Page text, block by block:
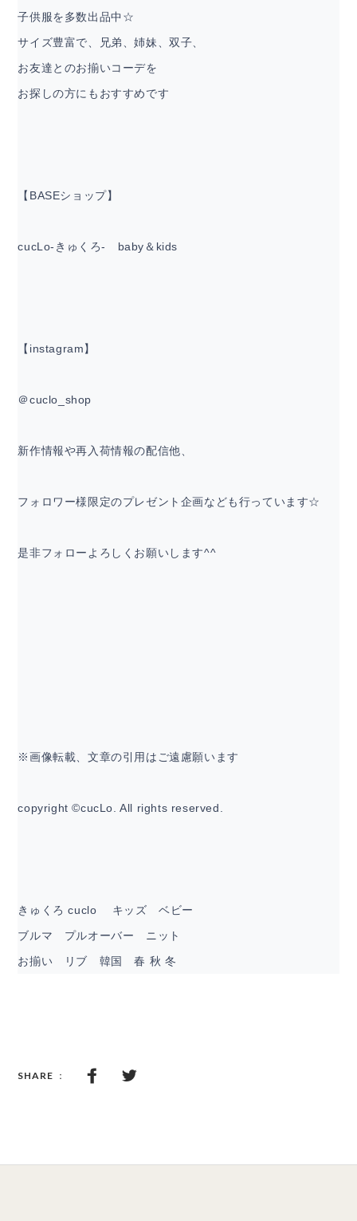
子供服を多数出品中☆
サイズ豊富で、兄弟、姉妹、双子、
お友達とのお揃いコーデを
お探しの方にもおすすめです
【BASEショップ】
cucLo-きゅくろ- baby＆kids
【instagram】
＠cuclo_shop
新作情報や再入荷情報の配信他、
フォロワー様限定のプレゼント企画なども行っています☆
是非フォローよろしくお願いします^^
※画像転載、文章の引用はご遠慮願います
copyright ©cucLo. All rights reserved.
きゅくろ cuclo キッズ ベビー
ブルマ プルオーバー ニット
お揃い リブ 韓国 春 秋 冬